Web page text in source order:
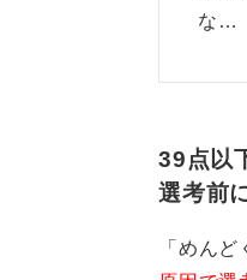
な…
39点以
選考前
「めん